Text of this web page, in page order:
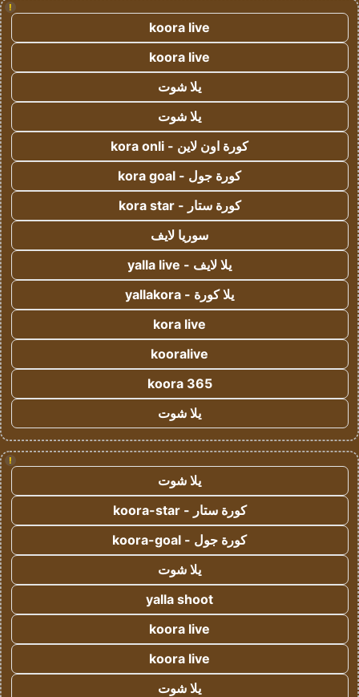
!
koora live
koora live
يلا شوت
يلا شوت
كورة اون لاين - kora onli
كورة جول - kora goal
كورة ستار - kora star
سوريا لايف
يلا لايف - yalla live
يلا كورة - yallakora
kora live
kooralive
koora 365
يلا شوت
!
يلا شوت
كورة ستار - koora-star
كورة جول - koora-goal
يلا شوت
yalla shoot
koora live
koora live
يلا شوت